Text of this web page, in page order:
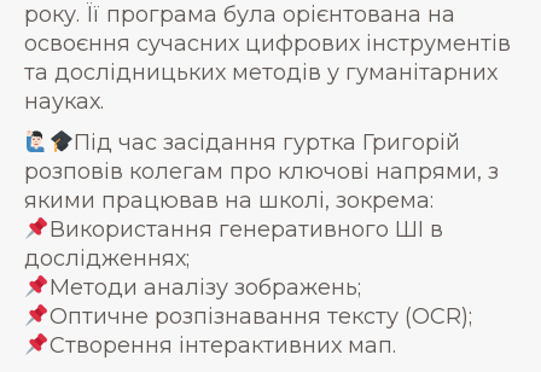
року. Її програма була орієнтована на
освоєння сучасних цифрових інструментів
та дослідницьких методів у гуманітарних
науках.
Під час засідання гуртка Григорій
розповів колегам про ключові напрями, з
якими працював на школі, зокрема:
Використання генеративного ШІ в
дослідженнях;
Методи аналізу зображень;
Оптичне розпізнавання тексту (OCR);
Створення інтерактивних мап.